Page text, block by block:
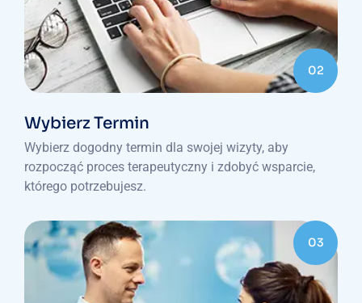
02
Wybierz Termin
Wybierz dogodny termin dla swojej wizyty, aby
rozpocząć proces terapeutyczny i zdobyć wsparcie,
którego potrzebujesz.
03